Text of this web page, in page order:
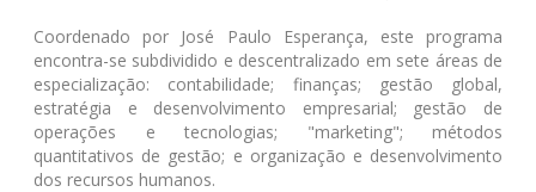
Coordenado por José Paulo Esperança, este programa
encontra-se subdividido e descentralizado em sete áreas de
especialização: contabilidade; finanças; gestão global,
estratégia e desenvolvimento empresarial; gestão de
operações e tecnologias; "marketing"; métodos
quantitativos de gestão; e organização e desenvolvimento
dos recursos humanos.